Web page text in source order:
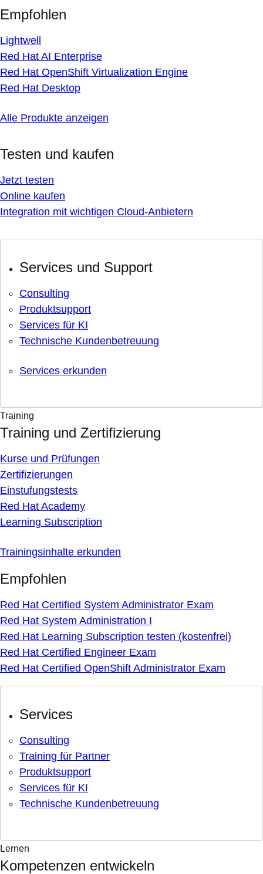
Empfohlen
Lightwell
Red Hat AI Enterprise
Red Hat OpenShift Virtualization Engine
Red Hat Desktop
Alle Produkte anzeigen
Testen und kaufen
Jetzt testen
Online kaufen
Integration mit wichtigen Cloud-Anbietern
Services und Support
Consulting
Produktsupport
Services für KI
Technische Kundenbetreuung
Services erkunden
Training
Training und Zertifizierung
Kurse und Prüfungen
Zertifizierungen
Einstufungstests
Red Hat Academy
Learning Subscription
Trainingsinhalte erkunden
Empfohlen
Red Hat Certified System Administrator Exam
Red Hat System Administration I
Red Hat Learning Subscription testen (kostenfrei)
Red Hat Certified Engineer Exam
Red Hat Certified OpenShift Administrator Exam
Services
Consulting
Training für Partner
Produktsupport
Services für KI
Technische Kundenbetreuung
Lernen
Kompetenzen entwickeln